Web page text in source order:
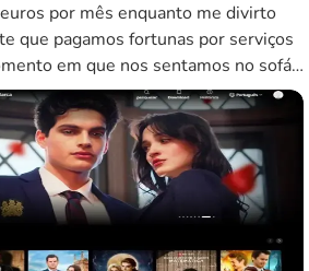
por mês enquanto me divirto
que pagamos fortunas por serviços
em que nos sentamos no sofá,
escolher o que ver do que a assistir
esse […]